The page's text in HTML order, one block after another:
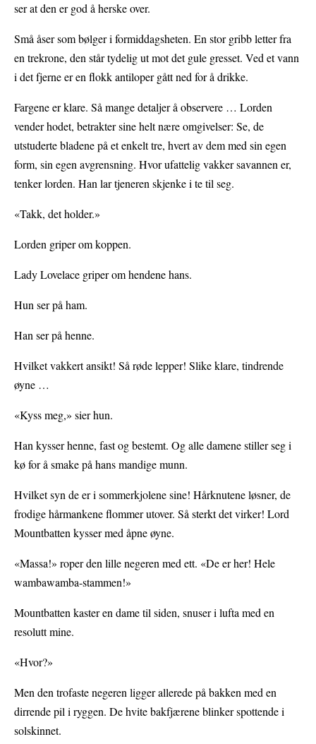
ser at den er god å herske over.
Små åser som bølger i formiddagsheten. En stor gribb letter fra
en trekrone, den står tydelig ut mot det gule gresset. Ved et vann
i det fjerne er en flokk antiloper gått ned for å drikke.
Fargene er klare. Så mange detaljer å observere … Lorden
vender hodet, betrakter sine helt nære omgivelser: Se, de
utstuderte bladene på et enkelt tre, hvert av dem med sin egen
form, sin egen avgrensning. Hvor ufattelig vakker savannen er,
tenker lorden. Han lar tjeneren skjenke i te til seg.
«Takk, det holder.»
Lorden griper om koppen.
Lady Lovelace griper om hendene hans.
Hun ser på ham.
Han ser på henne.
Hvilket vakkert ansikt! Så røde lepper! Slike klare, tindrende
øyne …
«Kyss meg,» sier hun.
Han kysser henne, fast og bestemt. Og alle damene stiller seg i
kø for å smake på hans mandige munn.
Hvilket syn de er i sommerkjolene sine! Hårknutene løsner, de
frodige hårmankene flommer utover. Så sterkt det virker! Lord
Mountbatten kysser med åpne øyne.
«Massa!» roper den lille negeren med ett. «De er her! Hele
wambawamba-stammen!»
Mountbatten kaster en dame til siden, snuser i lufta med en
resolutt mine.
«Hvor?»
Men den trofaste negeren ligger allerede på bakken med en
dirrende pil i ryggen. De hvite bakfjærene blinker spottende i
solskinnet.